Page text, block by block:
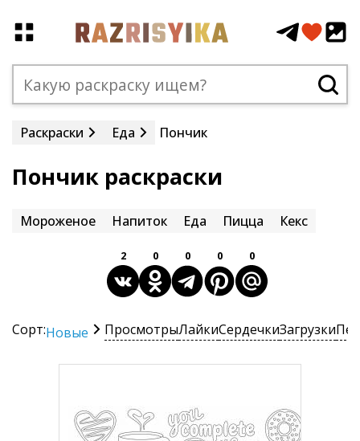
Раскраски Еда Пончик
Пончик раскраски
Мороженое Напиток Еда Пицца Кекс
2 0 0 0 0
Сорт:Новые ПросмотрыЛайкиСердечкиЗагрузки